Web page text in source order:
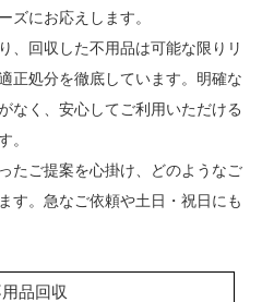
ズにお応えします。
、回収した不用品は可能な限りリ
正処分を徹底しています。明確な
なく、安心してご利用いただける
。
たご提案を心掛け、どのようなご
す。急なご依頼や土日・祝日にも
品回収